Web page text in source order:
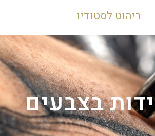
ריהוט לסטודיו